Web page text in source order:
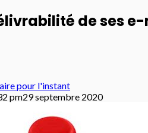
de ses
pour l'instant
pm29 septembre 2020